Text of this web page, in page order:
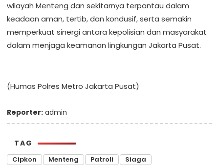
wilayah Menteng dan sekitarnya terpantau dalam
keadaan aman, tertib, dan kondusif, serta semakin
memperkuat sinergi antara kepolisian dan masyarakat
dalam menjaga keamanan lingkungan Jakarta Pusat.
(Humas Polres Metro Jakarta Pusat)
Reporter: admin
TAG
Cipkon Menteng Patroli Siaga